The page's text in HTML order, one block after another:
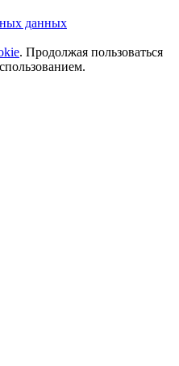
данных
. Продолжая пользоваться